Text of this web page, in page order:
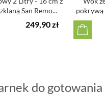
San Remo...
249,90 zł
pokrywą
do